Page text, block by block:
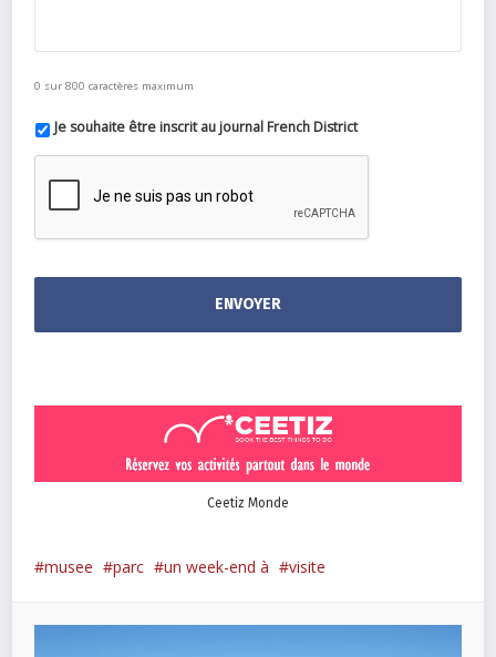
0 sur 800 caractères maximum
Je souhaite être inscrit au journal French District
Ceetiz Monde
musee parc un week-end à visite